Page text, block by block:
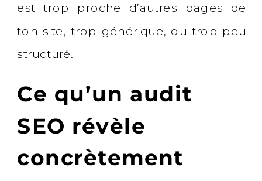
est trop proche d’autres pages de
ton site, trop générique, ou trop peu
structuré.
Ce qu’un audit
SEO révèle
concrètement